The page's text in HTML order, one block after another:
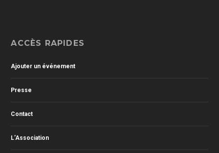
ACCÈS RAPIDES
Ajouter un événement
Presse
Contact
L’Association